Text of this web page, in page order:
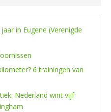
in Eugene (Verenigde
6 trainingen van
Nederland wint vijf